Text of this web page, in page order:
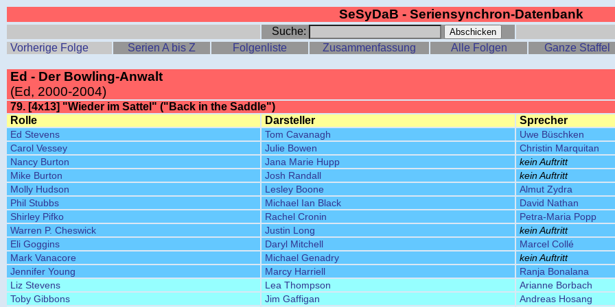
SeSyDaB - Seriensynchron-Datenbank
Suche:
Vorherige Folge
Serien A bis Z Folgenliste Zusammenfassung Alle Folgen Ganze Staffel
Ed - Der Bowling-Anwalt
(Ed, 2000-2004)
79. [4x13] "Wieder im Sattel" ("Back in the Saddle")
Rolle
Darsteller Sprecher
Ed Stevens Tom Cavanagh
Uwe Büschken
Carol Vessey
Julie Bowen
Christin Marquitan
Nancy Burton
Jana Marie Hupp
kein Auftritt
Mike Burton
Josh Randall
kein Auftritt
Molly Hudson
Lesley Boone
Almut Zydra
Phil Stubbs
Michael Ian Black
David Nathan
Shirley Pifko
Rachel Cronin
Petra-Maria Popp
Warren P. Cheswick
Justin Long
kein Auftritt
Eli Goggins
Daryl Mitchell
Marcel Collé
Mark Vanacore
Michael Genadry
kein Auftritt
Jennifer Young
Marcy Harriell
Ranja Bonalana
Liz Stevens
Lea Thompson
Arianne Borbach
Toby Gibbons
Jim Gaffigan Andreas Hosang